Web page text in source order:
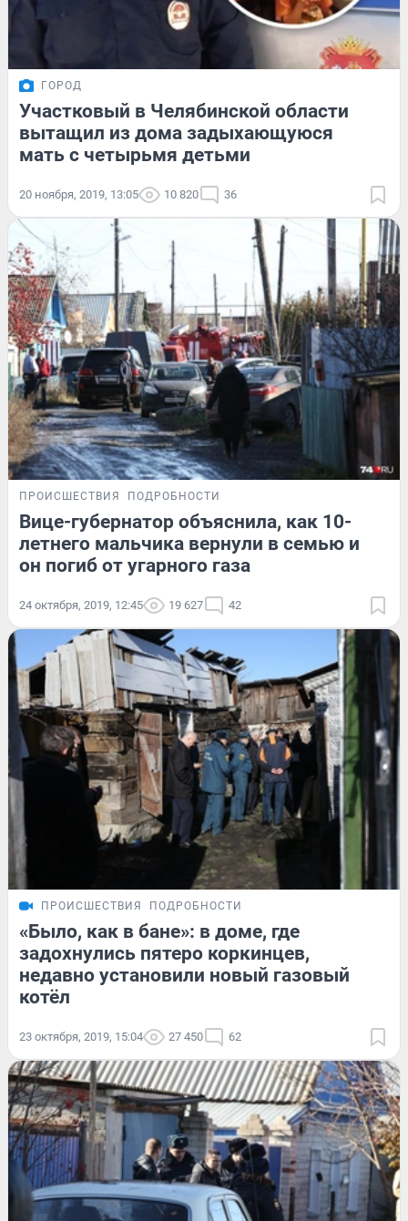
ГОРОД
Участковый в Челябинской области
вытащил из дома задыхающуюся
мать с четырьмя детьми
20 ноября, 2019, 13:05 10 820 36
ПРОИСШЕСТВИЯ ПОДРОБНОСТИ
Вице-губернатор объяснила, как 10-
летнего мальчика вернули в семью и
он погиб от угарного газа
24 октября, 2019, 12:45 19 627 42
ПРОИСШЕСТВИЯ ПОДРОБНОСТИ
«Было, как в бане»: в доме, где
задохнулись пятеро коркинцев,
недавно установили новый газовый
котёл
23 октября, 2019, 15:04 27 450 62